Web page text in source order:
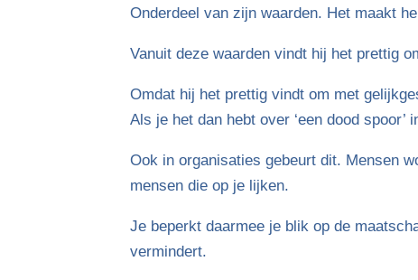
Onderdeel van zijn waarden. Het maakt
Vanuit deze waarden vindt hij het prettig
Omdat hij het prettig vindt om met
Als je het dan hebt over ‘een dood
Ook in organisaties gebeurt dit. Mensen
mensen die op je lijken.
Je beperkt daarmee je blik op de
vermindert.